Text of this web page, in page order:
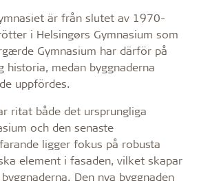
är från slutet av 1970-
i Helsingørs Gymnasium som
Gymnasium har därför på
historia, medan byggnaderna
uppfördes.
ritat både det ursprungliga
och den senaste
ligger fokus på robusta
element i fasaden, vilket skapar
Den nya byggnaden